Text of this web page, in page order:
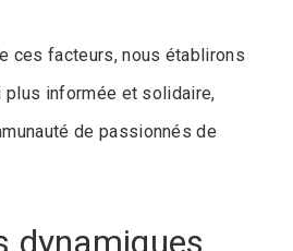
ces facteurs, nous établirons
plus informée et solidaire,
de passionnés de
dynamiques